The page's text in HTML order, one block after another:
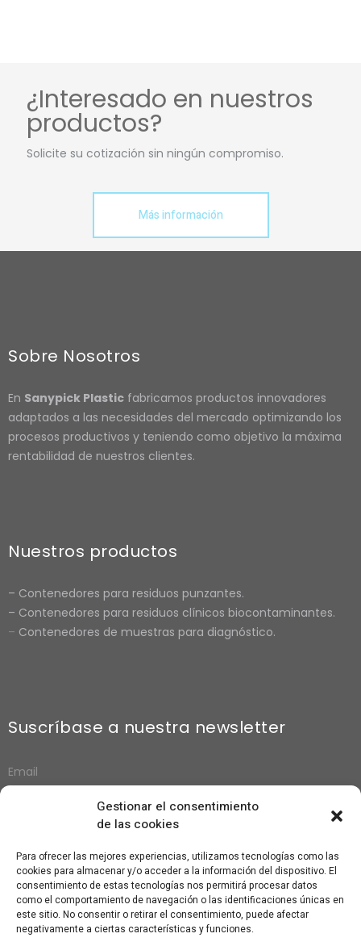
Gestionar el consentimiento
de las cookies
Para ofrecer las mejores experiencias, utilizamos tecnologías como las
cookies para almacenar y/o acceder a la información del dispositivo. El
consentimiento de estas tecnologías nos permitirá procesar datos
como el comportamiento de navegación o las identificaciones únicas en
este sitio. No consentir o retirar el consentimiento, puede afectar
negativamente a ciertas características y funciones.
¿Interesado en nuestros
productos?
Solicite su cotización sin ningún compromiso.
Más información
Sobre Nosotros
En Sanypick Plastic fabricamos productos innovadores
adaptados a las necesidades del mercado optimizando los
procesos productivos y teniendo como objetivo la máxima
rentabilidad de nuestros clientes.
Nuestros productos
– Contenedores para residuos punzantes.
– Contenedores para residuos clínicos biocontaminantes.
– Contenedores de muestras para diagnóstico.
Suscríbase a nuestra newsletter
Suscribirse
Copyright © Sanypick Plastic S.A.